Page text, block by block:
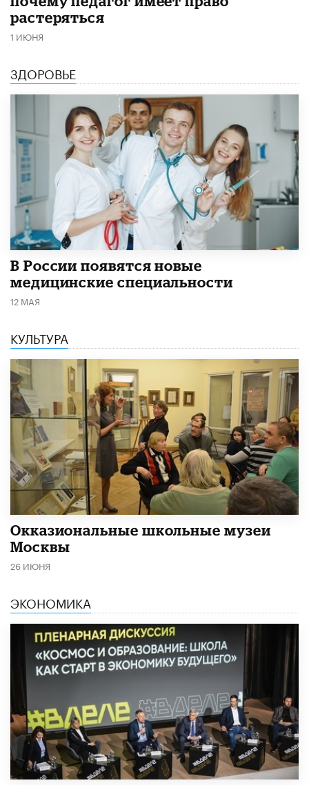
растеряться
1 ИЮНЯ
ЗДОРОВЬЕ
В России появятся новые
медицинские специальности
12 МАЯ
КУЛЬТУРА
​Окказиональные школьные музеи
Москвы
26 ИЮНЯ
ЭКОНОМИКА